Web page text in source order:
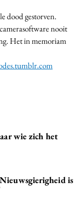
dood gestorven.
nooit
Het in memoriam
wie zich het
is